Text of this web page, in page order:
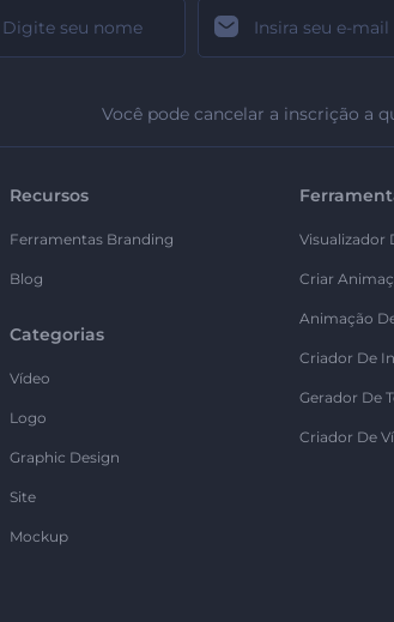
Você pode cancelar a inscrição a
Recursos
Ferramentas Branding
Blog
Categorias
Vídeo
Logo
Graphic Design
Site
Mockup
Visualizador
Criar
Animação
Criador De
Gerador De
Criador De